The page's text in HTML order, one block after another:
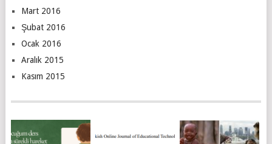
Mart 2016
Şubat 2016
Ocak 2016
Aralık 2015
Kasım 2015